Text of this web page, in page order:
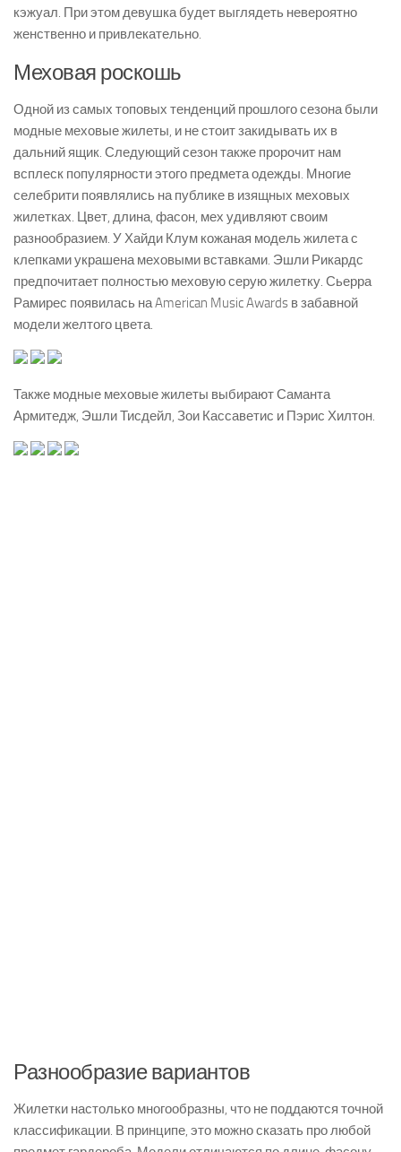
кэжуал. При этом девушка будет выглядеть невероятно
женственно и привлекательно.
Меховая роскошь
Одной из самых топовых тенденций прошлого сезона были
модные меховые жилеты, и не стоит закидывать их в
дальний ящик. Следующий сезон также пророчит нам
всплеск популярности этого предмета одежды. Многие
селебрити появлялись на публике в изящных меховых
жилетках. Цвет, длина, фасон, мех удивляют своим
разнообразием. У Хайди Клум кожаная модель жилета с
клепками украшена меховыми вставками. Эшли Рикардс
предпочитает полностью меховую серую жилетку. Сьерра
Рамирес появилась на American Music Awards в забавной
модели желтого цвета.
Также модные меховые жилеты выбирают Саманта
Армитедж, Эшли Тисдейл, Зои Кассаветис и Пэрис Хилтон.
Разнообразие вариантов
Жилетки настолько многообразны, что не поддаются точной
классификации. В принципе, это можно сказать про любой